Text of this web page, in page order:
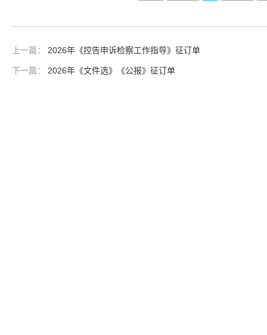
上一篇： 2026年《控告申诉检察工作指导》征订单
下一篇： 2026年《文件选》《公报》征订单